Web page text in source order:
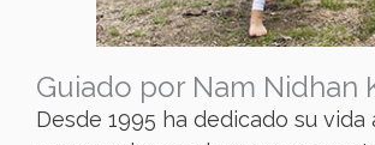
Guiado por Nam Nidhan
Desde 1995 ha dedicado su vida